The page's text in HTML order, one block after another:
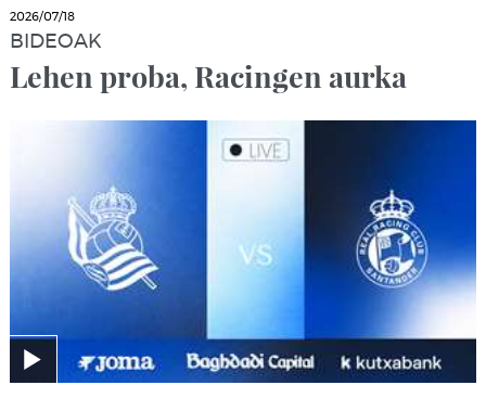
2026/07/18
BIDEOAK
Lehen proba, Racingen aurka